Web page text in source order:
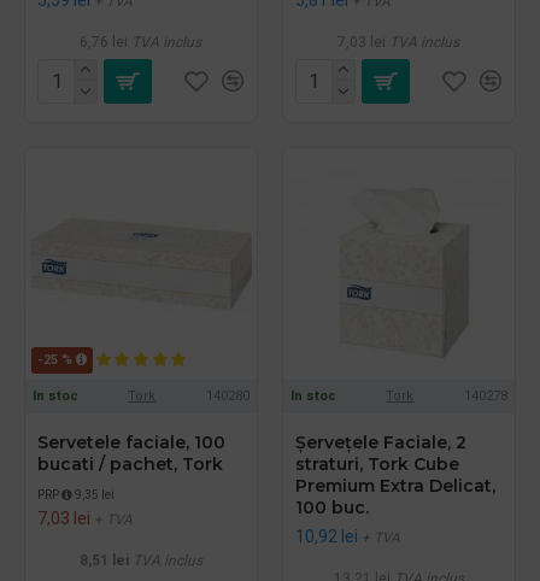
6,76 lei TVA inclus 7,03 lei TVA inclus
-25 %
In stoc Tork 140280
Servetele faciale, 100
bucati / pachet, Tork
PRP 9,35 lei
7,03 lei + TVA
8,51 lei TVA inclus
In stoc Tork 140278
Șervețele Faciale, 2
straturi, Tork Cube
Premium Extra Delicat,
100 buc.
10,92 lei + TVA